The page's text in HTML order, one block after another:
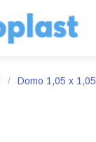
/ Domo 1,05 x 1,05